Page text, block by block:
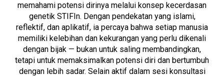
memahami potensi dirinya melalui konsep kecerdasan
genetik STIFIn. Dengan pendekatan yang islami,
reflektif, dan aplikatif, ia percaya bahwa setiap manusia
memiliki kelebihan dan kekurangan yang perlu dikenali
dengan bijak — bukan untuk saling membandingkan,
tetapi untuk memaksimalkan potensi diri dan bertumbuh
dengan lebih sadar. Selain aktif dalam sesi konsultasi